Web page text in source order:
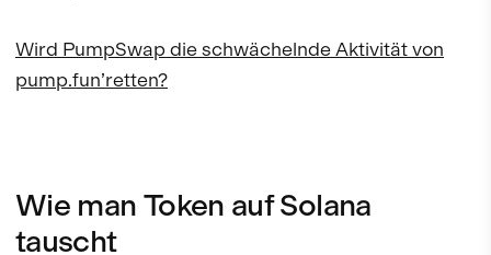
Wird PumpSwap die schwächelnde Aktivität von
pump.fun’retten?
Wie man Token auf Solana
tauscht